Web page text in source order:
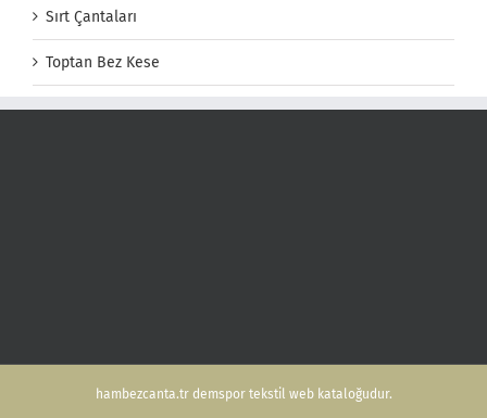
Sırt Çantaları
Toptan Bez Kese
hambezcanta.tr demspor tekstil web kataloğudur.